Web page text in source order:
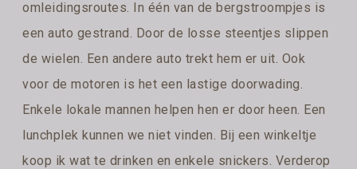
omleidingsroutes. In één van de bergstroompjes is
een auto gestrand. Door de losse steentjes slippen
de wielen. Een andere auto trekt hem er uit. Ook
voor de motoren is het een lastige doorwading.
Enkele lokale mannen helpen hen er door heen. Een
lunchplek kunnen we niet vinden. Bij een winkeltje
koop ik wat te drinken en enkele snickers. Verderop